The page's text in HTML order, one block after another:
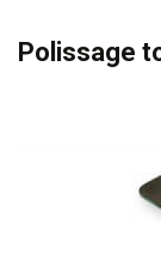
Polissage